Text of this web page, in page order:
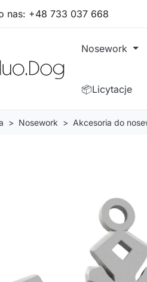
nas: +48 733 037 668
Nosework
📦Licytacje
Nosework Akcesoria do